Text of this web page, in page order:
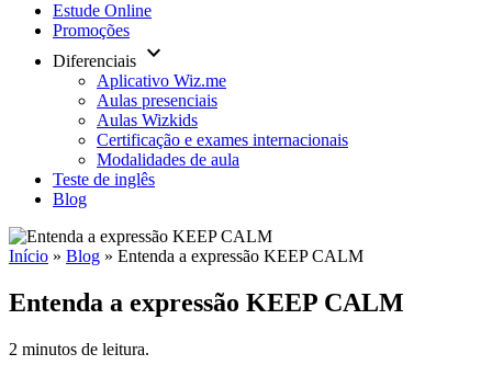
Estude Online
Promoções
Diferenciais keyboard_arrow_down
Aplicativo Wiz.me
Aulas presenciais
Aulas Wizkids
Certificação e exames internacionais
Modalidades de aula
Teste de inglês
Blog
Início » Blog » Entenda a expressão KEEP CALM
Entenda a expressão KEEP CALM
2 minutos de leitura.